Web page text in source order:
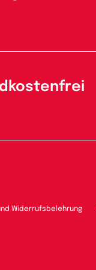
Widerrufsbelehrung